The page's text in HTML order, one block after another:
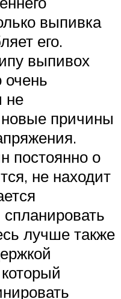
выпивка
его.
выпивох
очень
не
причины
постоянно о
не находит
лучше также